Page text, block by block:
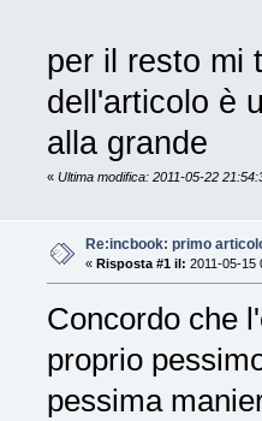
per il resto mi
dell'articolo è
alla grande
« Ultima modifica: 2011-05-22
Re:incbook: primo
« Risposta #1 il: 2011-05-15
Concordo che
proprio
pessima